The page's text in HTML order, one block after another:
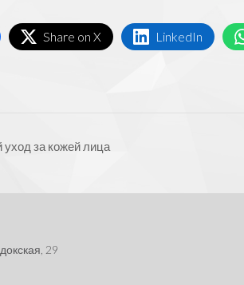
Share on X LinkedIn
за кожей лица
29